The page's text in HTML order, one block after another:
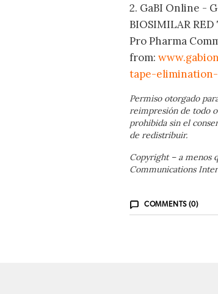
2. GaBI Online -
BIOSIMILAR
Pro Pharma
from:
tape-
Permiso otorgado
reimpresión de todo
prohibida sin el
de redistribuir.
Copyright – a menos
Communications
COMMENTS (0)